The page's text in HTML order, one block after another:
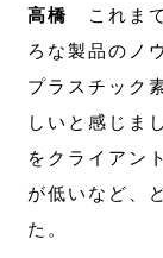
高橋
これま
ろな製品のノ
プラスチック
しいと感じま
をクライアン
が低いなど、
た。